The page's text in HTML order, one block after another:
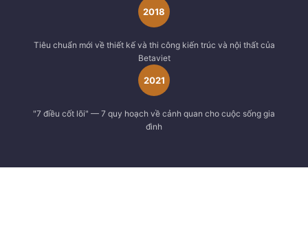
2018
Tiêu chuẩn mới về thiết kế và thi công kiến trúc và nội thất của
Betaviet
2021
"7 điều cốt lõi" — 7 quy hoạch về cảnh quan cho cuộc sống gia
đình